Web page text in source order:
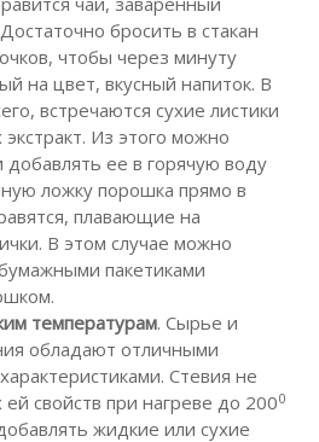
бросить в стакан
чтобы через минуту
на цвет, вкусный напиток. В
встречаются сухие листики
экстракт. Из этого можно
добавлять ее в горячую воду
ложку порошка прямо в
плавающие на
В этом случае можно
пакетиками
температурам. Сырье и
обладают отличными
Стевия не
свойств при нагреве до 2000
жидкие или сухие